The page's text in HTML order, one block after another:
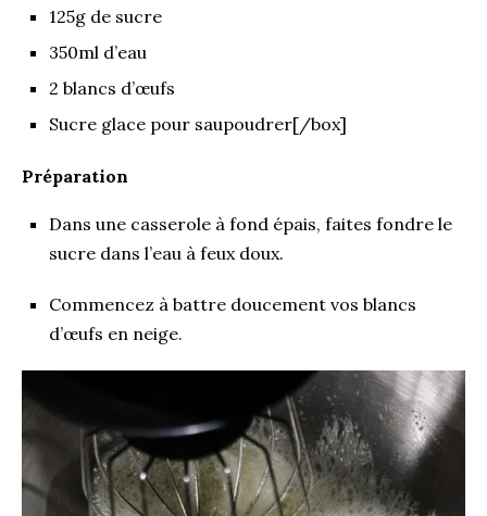
125g de sucre
350ml d’eau
2 blancs d’œufs
Sucre glace pour saupoudrer[/box]
Préparation
Dans une casserole à fond épais, faites fondre le
sucre dans l’eau à feux doux.
Commencez à battre doucement vos blancs
d’œufs en neige.